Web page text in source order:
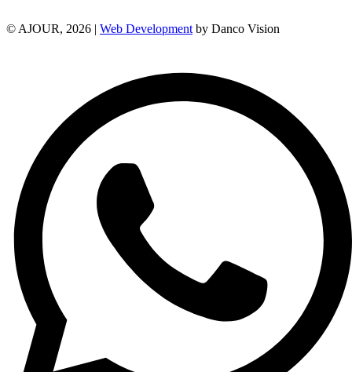
© AJOUR, 2026 | Web Development by Danco Vision